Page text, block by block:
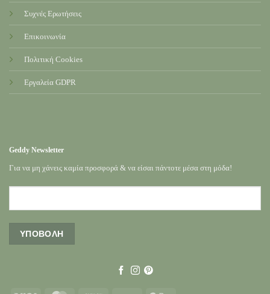
Συχνές Ερωτήσεις
Επικοινωνία
Πολιτική Cookies
Εργαλεία GDPR
Geddy Newsletter
Για να μη χάνεις καμία προσφορά & να είσαι πάντοτε μέσα στη μόδα!